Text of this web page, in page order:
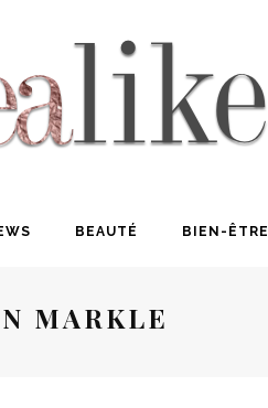
BEAUTÉ BIEN-ÊTRE
MARKLE